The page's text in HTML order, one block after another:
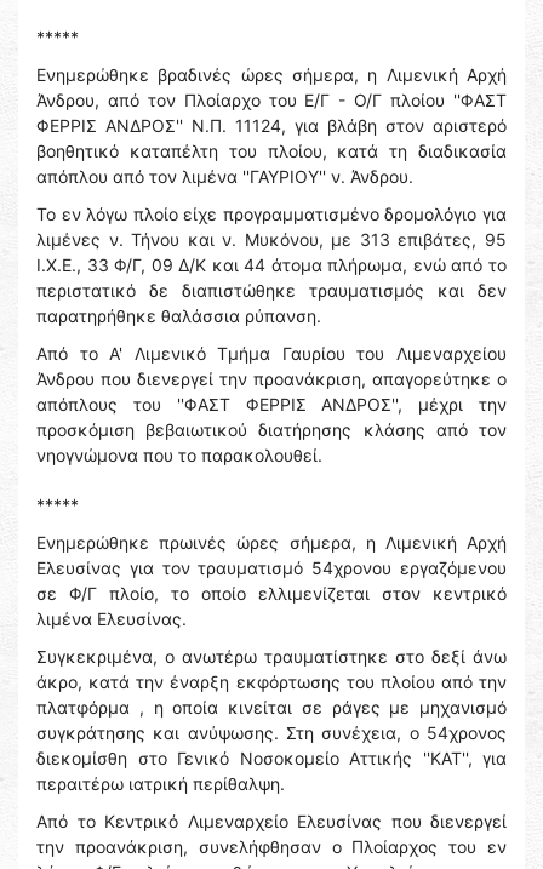
*****
Ενημερώθηκε βραδινές ώρες σήμερα, η Λιμενική Αρχή
Άνδρου, από τον Πλοίαρχο του Ε/Γ - Ο/Γ πλοίου ''ΦΑΣΤ
ΦΕΡΡΙΣ ΑΝΔΡΟΣ'' Ν.Π. 11124, για βλάβη στον αριστερό
βοηθητικό καταπέλτη του πλοίου, κατά τη διαδικασία
απόπλου από τον λιμένα ''ΓΑΥΡΙΟΥ'' ν. Άνδρου.
Το εν λόγω πλοίο είχε προγραμματισμένο δρομολόγιο για
λιμένες ν. Τήνου και ν. Μυκόνου, με 313 επιβάτες, 95
Ι.Χ.Ε., 33 Φ/Γ, 09 Δ/Κ και 44 άτομα πλήρωμα, ενώ από το
περιστατικό δε διαπιστώθηκε τραυματισμός και δεν
παρατηρήθηκε θαλάσσια ρύπανση.
Από το Α' Λιμενικό Τμήμα Γαυρίου του Λιμεναρχείου
Άνδρου που διενεργεί την προανάκριση, απαγορεύτηκε ο
απόπλους του ''ΦΑΣΤ ΦΕΡΡΙΣ ΑΝΔΡΟΣ'', μέχρι την
προσκόμιση βεβαιωτικού διατήρησης κλάσης από τον
νηογνώμονα που το παρακολουθεί.
*****
Ενημερώθηκε πρωινές ώρες σήμερα, η Λιμενική Αρχή
Ελευσίνας για τον τραυματισμό 54χρονου εργαζόμενου
σε Φ/Γ πλοίο, το οποίο ελλιμενίζεται στον κεντρικό
λιμένα Ελευσίνας.
Συγκεκριμένα, ο ανωτέρω τραυματίστηκε στο δεξί άνω
άκρο, κατά την έναρξη εκφόρτωσης του πλοίου από την
πλατφόρμα , η οποία κινείται σε ράγες με μηχανισμό
συγκράτησης και ανύψωσης. Στη συνέχεια, ο 54χρονος
διεκομίσθη στο Γενικό Νοσοκομείο Αττικής ''ΚΑΤ'', για
περαιτέρω ιατρική περίθαλψη.
Από το Κεντρικό Λιμεναρχείο Ελευσίνας που διενεργεί
την προανάκριση, συνελήφθησαν ο Πλοίαρχος του εν